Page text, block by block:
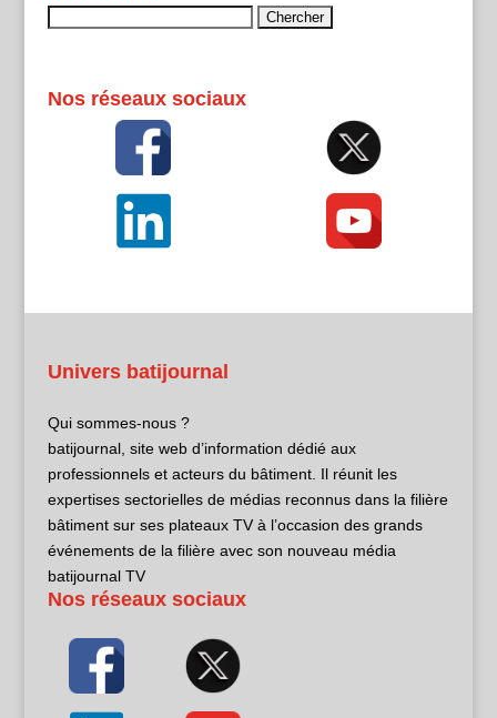
Nos réseaux sociaux
Univers batijournal
Qui sommes-nous ?
batijournal, site web d’information dédié aux
professionnels et acteurs du bâtiment. Il réunit les
expertises sectorielles de médias reconnus dans la filière
bâtiment sur ses plateaux TV à l’occasion des grands
événements de la filière avec son nouveau média
batijournal TV
Nos réseaux sociaux